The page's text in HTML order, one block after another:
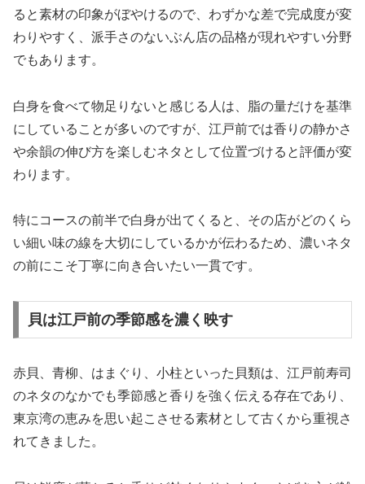
ると素材の印象がぼやけるので、わずかな差で完成度が変
わりやすく、派手さのないぶん店の品格が現れやすい分野
でもあります。
白身を食べて物足りないと感じる人は、脂の量だけを基準
にしていることが多いのですが、江戸前では香りの静かさ
や余韻の伸び方を楽しむネタとして位置づけると評価が変
わります。
特にコースの前半で白身が出てくると、その店がどのくら
い細い味の線を大切にしているかが伝わるため、濃いネタ
の前にこそ丁寧に向き合いたい一貫です。
貝は江戸前の季節感を濃く映す
赤貝、青柳、はまぐり、小柱といった貝類は、江戸前寿司
のネタのなかでも季節感と香りを強く伝える存在であり、
東京湾の恵みを思い起こさせる素材として古くから重視さ
れてきました。